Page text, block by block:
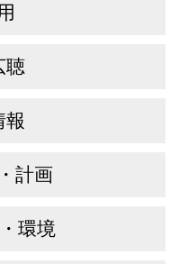
聴
報
計画
環境